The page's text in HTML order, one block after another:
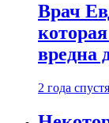
Врач
вредна
2 года спустя